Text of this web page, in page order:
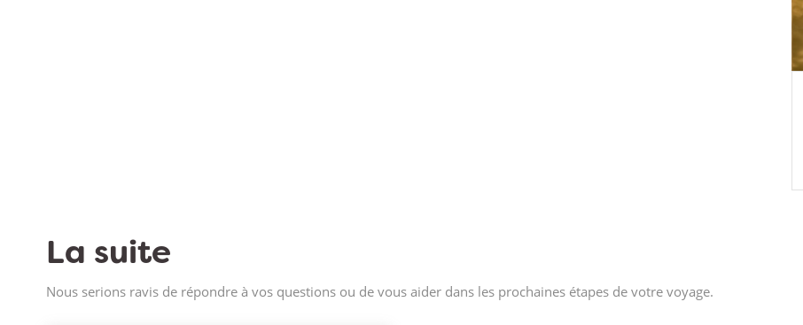
La suite
Nous serions ravis de répondre à vos questions ou de vous aider dans les prochaines étapes de votre voyage.